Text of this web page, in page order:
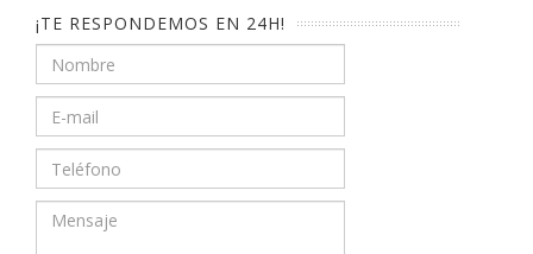
¡TE RESPONDEMOS EN 24H!